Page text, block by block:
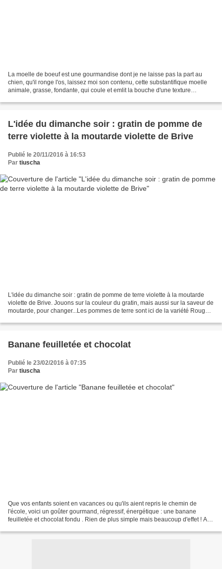
La moelle de boeuf est une gourmandise dont je ne laisse pas la part au
chien, qu'il ronge l'os, laissez moi son contenu, cette substantifique moelle
animale, grasse, fondante, qui coule et emlit la bouche d'une texture
L'idée du dimanche soir : gratin de pomme de
terre violette à la moutarde violette de Brive
Publié le 20/11/2016 à 16:53
Par tiuscha
L'idée du dimanche soir : gratin de pomme de terre violette à la moutarde
violette de Brive. Jouons sur la couleur du gratin, mais aussi sur la saveur de
moutarde, pour changer...Les pommes de terre sont ici de la variété Rouge
Banane feuilletée et chocolat
Publié le 23/02/2016 à 07:35
Par tiuscha
Que vos enfants soient en vacances ou qu'ils aient repris le chemin de
l'école, voici un goûter gourmand, régressif, énergétique : une banane
feuilletée et chocolat fondu . Rien de plus simple mais beaucoup d'effet ! A